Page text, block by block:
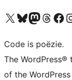
Bezoek ons X (voorheen Twitter) account
Bezoek ons Bluesky account
Bezoek ons Mastodon
Bezoek onsOnze
Code is poëzie.
The
of the